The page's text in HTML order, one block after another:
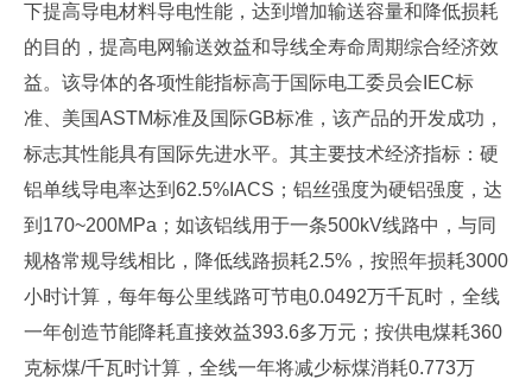
下提高导电材料导电性能，达到增加输送容量和降低损耗
的目的，提高电网输送效益和导线全寿命周期综合经济效
益。该导体的各项性能指标高于国际电工委员会IEC标
准、美国ASTM标准及国际GB标准，该产品的开发成功，
标志其性能具有国际先进水平。其主要技术经济指标：硬
铝单线导电率达到62.5%IACS；铝丝强度为硬铝强度，达
到170~200MPa；如该铝线用于一条500kV线路中，与同
规格常规导线相比，降低线路损耗2.5%，按照年损耗3000
小时计算，每年每公里线路可节电0.0492万千瓦时，全线
一年创造节能降耗直接效益393.6多万元；按供电煤耗360
克标煤/千瓦时计算，全线一年将减少标煤消耗0.773万